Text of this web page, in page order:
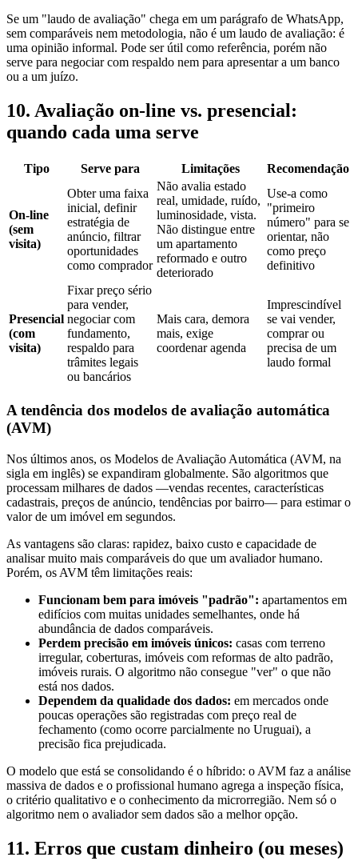
Se um "laudo de avaliação" chega em um parágrafo de WhatsApp,
sem comparáveis nem metodologia, não é um laudo de avaliação: é
uma opinião informal. Pode ser útil como referência, porém não
serve para negociar com respaldo nem para apresentar a um banco
ou a um juízo.
10. Avaliação on-line vs. presencial:
quando cada uma serve
Tipo Serve para Limitações Recomendação
On-line
(sem
visita)
Obter uma faixa
inicial, definir
estratégia de
anúncio, filtrar
oportunidades
como comprador
Não avalia estado
real, umidade, ruído,
luminosidade, vista.
Não distingue entre
um apartamento
reformado e outro
deteriorado
Use-a como
"primeiro
número" para se
orientar, não
como preço
definitivo
Presencial
(com
visita)
Fixar preço sério
para vender,
negociar com
fundamento,
respaldo para
trâmites legais
ou bancários
Mais cara, demora
mais, exige
coordenar agenda
Imprescindível
se vai vender,
comprar ou
precisa de um
laudo formal
A tendência dos modelos de avaliação automática
(AVM)
Nos últimos anos, os Modelos de Avaliação Automática (AVM, na
sigla em inglês) se expandiram globalmente. São algoritmos que
processam milhares de dados —vendas recentes, características
cadastrais, preços de anúncio, tendências por bairro— para estimar o
valor de um imóvel em segundos.
As vantagens são claras: rapidez, baixo custo e capacidade de
analisar muito mais comparáveis do que um avaliador humano.
Porém, os AVM têm limitações reais:
Funcionam bem para imóveis "padrão": apartamentos em
edifícios com muitas unidades semelhantes, onde há
abundância de dados comparáveis.
Perdem precisão em imóveis únicos: casas com terreno
irregular, coberturas, imóveis com reformas de alto padrão,
imóveis rurais. O algoritmo não consegue "ver" o que não
está nos dados.
Dependem da qualidade dos dados: em mercados onde
poucas operações são registradas com preço real de
fechamento (como ocorre parcialmente no Uruguai), a
precisão fica prejudicada.
O modelo que está se consolidando é o híbrido: o AVM faz a análise
massiva de dados e o profissional humano agrega a inspeção física,
o critério qualitativo e o conhecimento da microrregião. Nem só o
algoritmo nem o avaliador sem dados são a melhor opção.
11. Erros que custam dinheiro (ou meses)